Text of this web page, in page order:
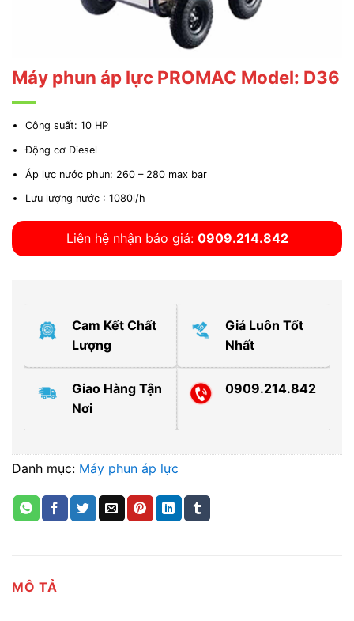
Máy phun áp lực PROMAC Model: D36
Công suất: 10 HP
Động cơ Diesel
Áp lực nước phun: 260 – 280 max bar
Lưu lượng nước : 1080l/h
Liên hệ nhận báo giá: 0909.214.842
Cam Kết Chất
Lượng
Giá Luôn Tốt
Nhất
Giao Hàng Tận
Nơi
0909.214.842
Danh mục: Máy phun áp lực
MÔ TẢ